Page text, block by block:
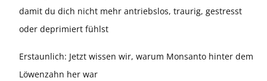
damit du dich nicht mehr antriebslos, traurig, gestresst
oder deprimiert fühlst
Erstaunlich: Jetzt wissen wir, warum Monsanto hinter dem
Löwenzahn her war